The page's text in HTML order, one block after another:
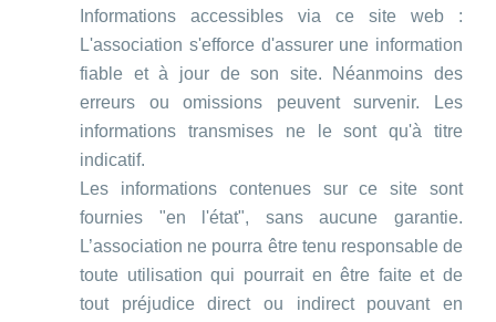
Informations accessibles via ce site web :
L'association s'efforce d'assurer une information
fiable et à jour de son site. Néanmoins des
erreurs ou omissions peuvent survenir. Les
informations transmises ne le sont qu'à titre
indicatif.
Les informations contenues sur ce site sont
fournies "en l'état", sans aucune garantie.
L’association ne pourra être tenu responsable de
toute utilisation qui pourrait en être faite et de
tout préjudice direct ou indirect pouvant en